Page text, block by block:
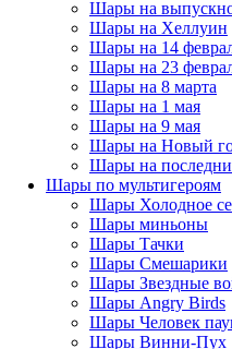
Шары на
Шары на Хеллуин
Шары на 14
Шары на 23
Шары на 8 марта
Шары на 1 мая
Шары на 9 мая
Шары на Новый
Шары на
Шары по мультигероям
Шары Холодное
Шары миньоны
Шары Тачки
Шары Смешарики
Шары Звездные
Шары Angry Birds
Шары Человек
Шары Винни-Пух